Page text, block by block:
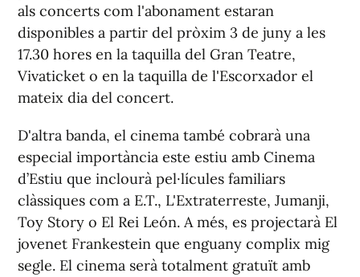
als concerts com l'abonament estaran
disponibles a partir del pròxim 3 de juny a les
17.30 hores en la taquilla del Gran Teatre,
Vivaticket o en la taquilla de l'Escorxador el
mateix dia del concert.
D'altra banda, el cinema també cobrarà una
especial importància este estiu amb Cinema
d’Estiu que inclourà pel·lícules familiars
clàssiques com a E.T., L'Extraterreste, Jumanji,
Toy Story o El Rei León. A més, es projectarà El
jovenet Frankestein que enguany complix mig
segle. El cinema serà totalment gratuït amb